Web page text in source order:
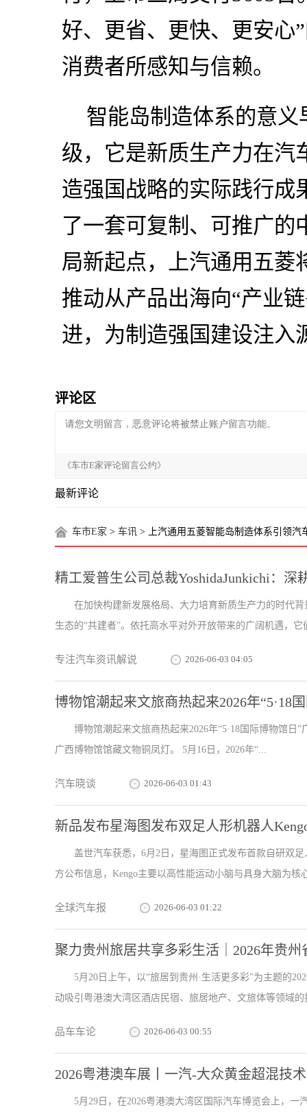
好、更省、更快、更安心
消费者所感知与信赖。
智能岛制造体系的意
级，它是新质生产力在汽
造强国战略的实际践行成
了一套可复制、可推广的
局新起点，上汽通用五菱
推动从产品出海向“产业
进，为制造强国建设注入
评论区
最新评论
车市E家 > 车讯 > 上汽通用五菱智能岛制造体系引领汽
精工爱普生公司总裁YoshidaJunkichi：深
在加快构建新发展格局、大力培育新质生产力的时代
生态的“共建者”。依托高水平对外开放带来的广阔机遇，
专注汽车资讯解说 2026-06-03 04:05
博物馆潮起来文旅商热起来2026年“5·18
博物馆潮起来文旅商热起来2026年“5·18国际博物馆
广西博物馆馆藏文物铜凤灯。 5月16日，2026年“...
汽车晓谈 2026-06-03 01:43
新品发布星海图发布双足人形机器人
盖世汽车获悉，6月2日，星海图正式发布首款自研双
方公布信息，Kengo主要以高性能运动小脑与具身大脑为核
全球汽车报 2026-06-03 01:22
聚力贵州旅居共享多彩生活｜2026年贵
5月20日上午，以“旅居到贵州·生活更多彩”为主题的
动吸引粤港澳大湾区酒店民宿、旅居地产、文旅体等领域
品车车论 2026-06-03 00:55
2026粤港澳车展丨一汽-大众黄金超混技
5月29日，在2026粤港澳大湾区国际汽车博览会上，